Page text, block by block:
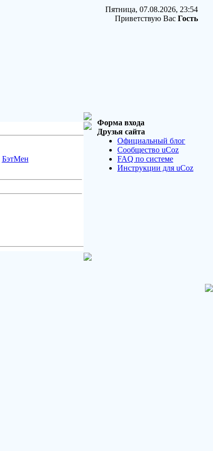
Пятница, 07.08.2026, 23:54
Приветствую Вас Гость
БэтМен
Форма входа
Друзья сайта
Официальный блог
Сообщество uCoz
FAQ по системе
Инструкции для uCoz